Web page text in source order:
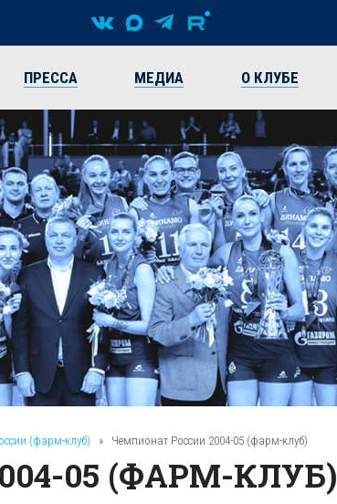
ПРЕССА МЕДИА О КЛУБЕ
(фарм-клуб) » Чемпионат России 2004-05 (фарм-клуб)
05 (ФАРМ-КЛУБ)